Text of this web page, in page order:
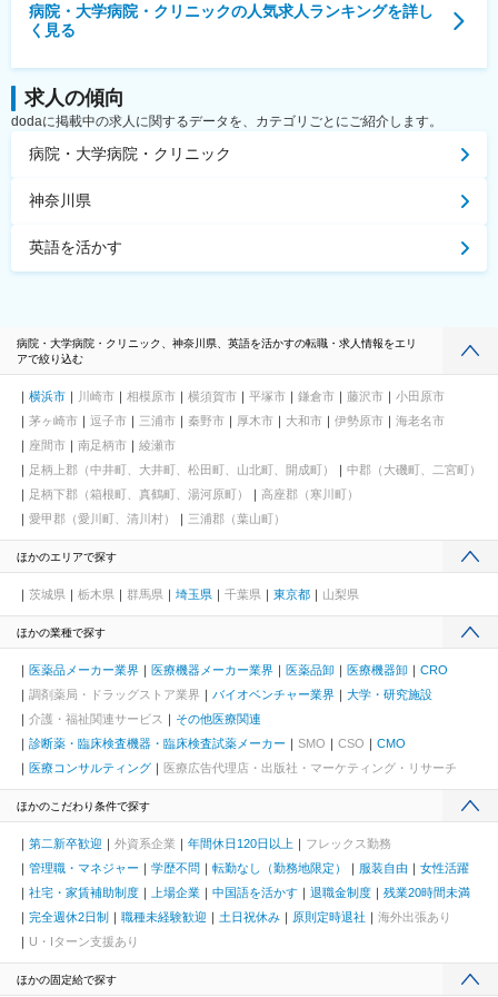
病院・大学病院・クリニックの人気求人ランキングを詳し
く見る
求人の傾向
dodaに掲載中の求人に関するデータを、カテゴリごとにご紹介します。
病院・大学病院・クリニック
神奈川県
英語を活かす
病院・大学病院・クリニック、神奈川県、英語を活かすの転職・求人情報をエリ
アで絞り込む
横浜市 川崎市 相模原市 横須賀市 平塚市 鎌倉市 藤沢市
小田原市
茅ヶ崎市
逗子市 三浦市 秦野市 厚木市 大和市 伊勢原市
海老名市
座間市
南足柄市
綾瀬市
足柄上郡（中井町、大井町、松田町、山北町、開成町）
中郡（大磯町、二宮町）
足柄下郡（箱根町、真鶴町、湯河原町）
高座郡（寒川町）
愛甲郡（愛川町、清川村）
三浦郡（葉山町）
ほかのエリアで探す
茨城県 栃木県 群馬県 埼玉県 千葉県 東京都 山梨県
ほかの業種で探す
医薬品メーカー業界 医療機器メーカー業界 医薬品卸 医療機器卸
CRO
調剤薬局・ドラッグストア業界
バイオベンチャー業界
大学・研究施設
介護・福祉関連サービス
その他医療関連
診断薬・臨床検査機器・臨床検査試薬メーカー
SMO CSO
CMO
医療コンサルティング
医療広告代理店・出版社・マーケティング・リサーチ
ほかのこだわり条件で探す
第二新卒歓迎 外資系企業 年間休日120日以上
フレックス勤務
管理職・マネジャー
学歴不問 転勤なし（勤務地限定） 服装自由
女性活躍
社宅・家賃補助制度
上場企業 中国語を活かす 退職金制度
残業20時間未満
完全週休2日制
職種未経験歓迎 土日祝休み 原則定時退社
海外出張あり
U・Iターン支援あり
ほかの固定給で探す